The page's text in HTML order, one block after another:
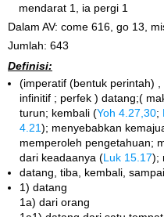
mendarat 1, ia pergi 1
Dalam AV: come 616, go 13,
Jumlah: 643
Definisi:
(imperatif (bentuk perintah) ,
infinitif ; perfek ) datang;(
turun; kembali (Yoh 4.27,30;
4.21); menyebabkan
memperoleh pengetahuan;
dari keadaanya (Luk 15.17);
datang, tiba, kembali,
1) datang
1a) dari orang